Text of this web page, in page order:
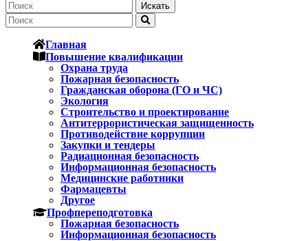
Искать
Главная
Повышение квалификации
Охрана труда
Пожарная безопасность
Гражданская оборона (ГО и ЧС)
Экология
Строительство и проектирование
Антитеррористическая защищенность
Противодействие коррупции
Закупки и тендеры
Радиационная безопасность
Информационная безопасность
Медицинские работники
Фармацевты
Другое
Профпереподготовка
Пожарная безопасность
Информационная безопасность